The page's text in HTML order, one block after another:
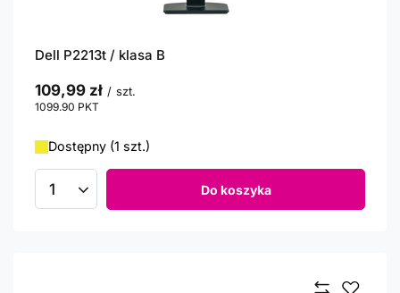
Dell P2213t / klasa B
109,99 zł / szt.
1099.90 PKT
Dostępny (1 szt.)
Ilość produktów Do koszyka